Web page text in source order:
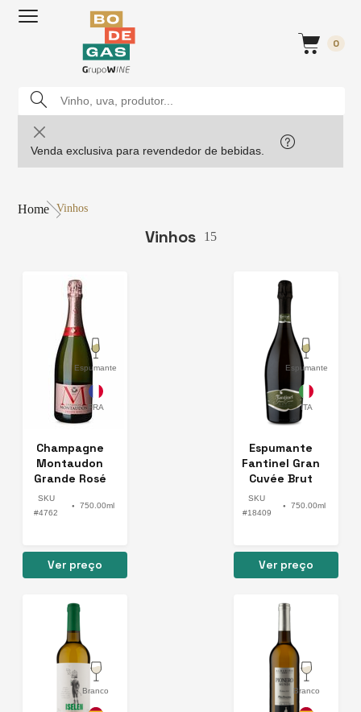
0
Venda exclusiva para revendedor de bebidas.
Home Vinhos
Vinhos 15
Espumante
Champagne
Montaudon
Grande Rosé
SKU
#4762
● 750.00ml
Ver preço
Espumante
Espumante
Fantinel Gran
Cuvée Brut
SKU
#18409
● 750.00ml
Ver preço
Branco Branco